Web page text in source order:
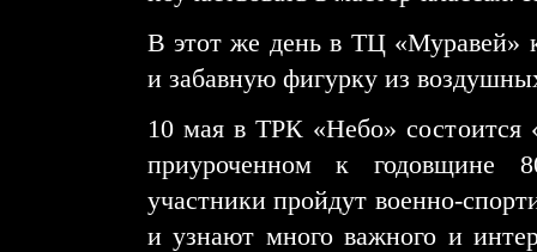
В этот же день в ТЦ «Муравей»
и забавную фигурку из
10 мая в ТРК «Небо»
приуроченном к годовщине
участники пройдут военно-
и узнают много важного и